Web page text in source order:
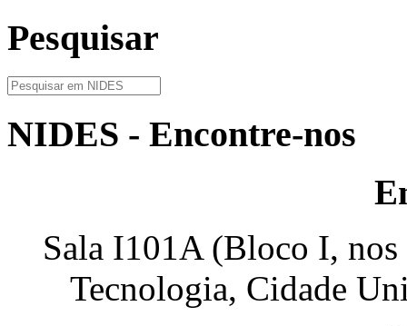
Pesquisar
NIDES - Encontre-nos
Sala I101A (Bloco I,
Tecnologia, Cidade